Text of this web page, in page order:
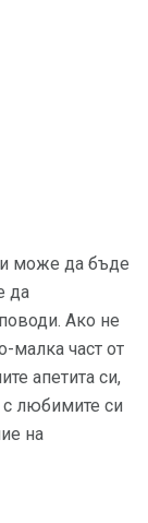
може да бъде
да
Ако не
малка част от
апетита си,
с любимите си
на